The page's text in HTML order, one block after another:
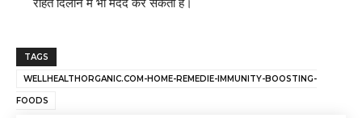
TAGS
WELLHEALTHORGANIC.COM-HOME-REMEDIE-IMMUNITY-BOOSTING-
FOODS